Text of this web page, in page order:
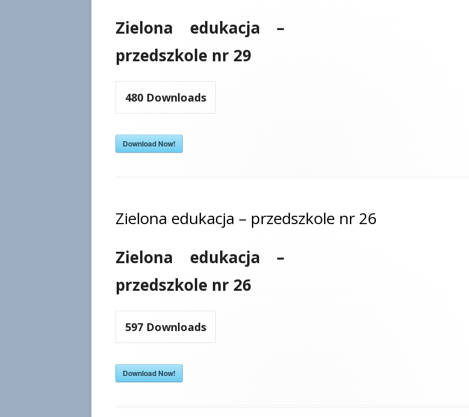
Zielona edukacja –
przedszkole nr 29
480 Downloads
Download Now!
Zielona edukacja – przedszkole nr 26
Zielona edukacja –
przedszkole nr 26
597 Downloads
Download Now!